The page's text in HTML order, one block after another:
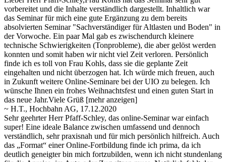
vorbereitet und die Inhalte verständlich dargestellt. Inhaltlich war
das Seminar für mich eine gute Ergänzung zu dem bereits
absolvierten Seminar "Sachverständiger für Altlasten und Boden" in
der Vorwoche. Ein paar Mal gab es zwischendurch kleinere
technische Schwierigkeiten (Tonprobleme), die aber gelöst werden
konnten und somit haben wir nicht viel Zeit verloren. Persönlich
finde ich es toll von Frau Kohls, dass sie die geplante Zeit
eingehalten und nicht überzogen hat. Ich würde mich freuen, auch
in Zukunft weitere Online-Seminare bei der UIO zu belegen. Ich
wünsche Ihnen ein frohes Weihnachtsfest und einen guten Start in
das neue Jahr.Viele Grüß [mehr anzeigen]
~ H.T., Hochbahn AG, 17.12.2020
Sehr geehrter Herr Pfaff-Schley, das online-Seminar war einfach
super! Eine ideale Balance zwischen umfassend und dennoch
verständlich, sehr praxisnah und für mich persönlich hilfreich. Auch
das „Format“ einer Online-Fortbildung finde ich prima, da ich
deutlich geneigter bin mich fortzubilden, wenn ich nicht stundenlang